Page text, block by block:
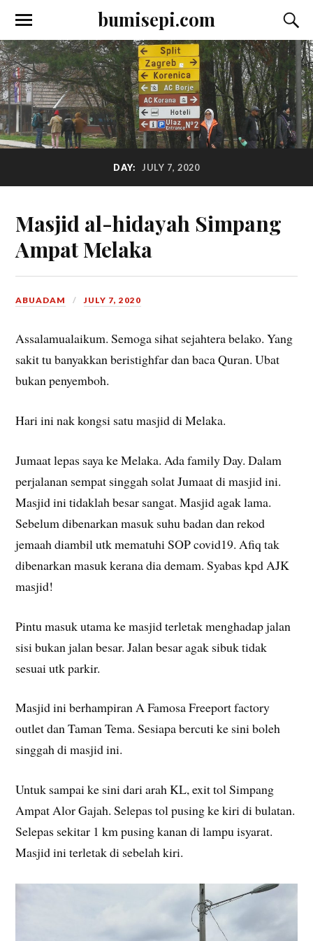
bumisepi.com
DAY: JULY 7, 2020
Masjid al-hidayah Simpang
Ampat Melaka
ABUADAM JULY 7, 2020
Assalamualaikum. Semoga sihat sejahtera belako. Yang
sakit tu banyakkan beristighfar dan baca Quran. Ubat
bukan penyemboh.
Hari ini nak kongsi satu masjid di Melaka.
Jumaat lepas saya ke Melaka. Ada family Day. Dalam
perjalanan sempat singgah solat Jumaat di masjid ini.
Masjid ini tidaklah besar sangat. Masjid agak lama.
Sebelum dibenarkan masuk suhu badan dan rekod
jemaah diambil utk mematuhi SOP covid19. Afiq tak
dibenarkan masuk kerana dia demam. Syabas kpd AJK
masjid!
Pintu masuk utama ke masjid terletak menghadap jalan
sisi bukan jalan besar. Jalan besar agak sibuk tidak
sesuai utk parkir.
Masjid ini berhampiran A Famosa Freeport factory
outlet dan Taman Tema. Sesiapa bercuti ke sini boleh
singgah di masjid ini.
Untuk sampai ke sini dari arah KL, exit tol Simpang
Ampat Alor Gajah. Selepas tol pusing ke kiri di bulatan.
Selepas sekitar 1 km pusing kanan di lampu isyarat.
Masjid ini terletak di sebelah kiri.